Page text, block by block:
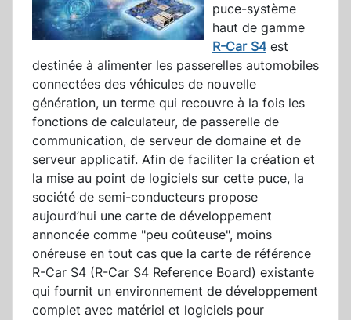
puce-système
haut de gamme
R-Car S4 est
destinée à alimenter les passerelles automobiles
connectées des véhicules de nouvelle
génération, un terme qui recouvre à la fois les
fonctions de calculateur, de passerelle de
communication, de serveur de domaine et de
serveur applicatif. Afin de faciliter la création et
la mise au point de logiciels sur cette puce, la
société de semi-conducteurs propose
aujourd’hui une carte de développement
annoncée comme "peu coûteuse", moins
onéreuse en tout cas que la carte de référence
R-Car S4 (R-Car S4 Reference Board) existante
qui fournit un environnement de développement
complet avec matériel et logiciels pour